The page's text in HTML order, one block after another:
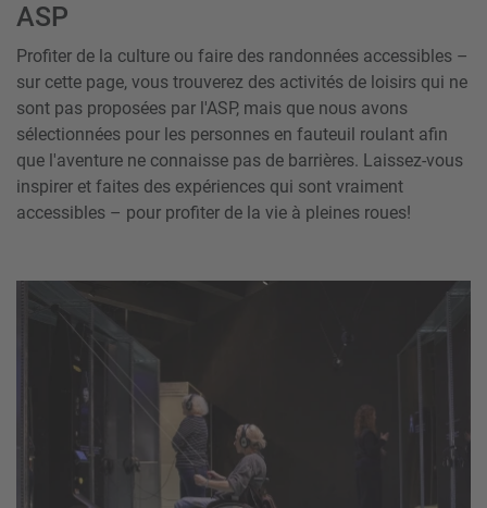
ASP
Profiter de la culture ou faire des randonnées accessibles –
sur cette page, vous trouverez des activités de loisirs qui ne
sont pas proposées par l'ASP, mais que nous avons
sélectionnées pour les personnes en fauteuil roulant afin
que l'aventure ne connaisse pas de barrières. Laissez-vous
inspirer et faites des expériences qui sont vraiment
accessibles – pour profiter de la vie à pleines roues!